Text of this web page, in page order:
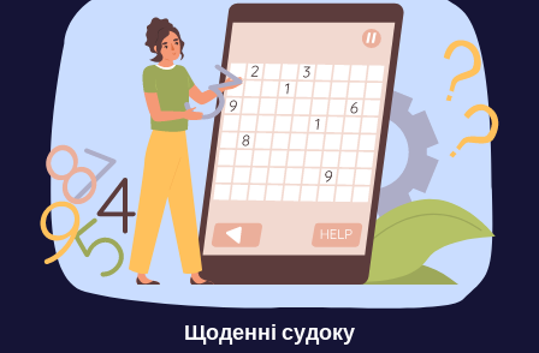
Щоденні судоку